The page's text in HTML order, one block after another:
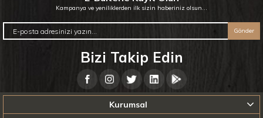
işleme maruz kalmadığı için çok lezzetli olarak sofralarınıza kadar
tüketmeniz gereken gıdalardan biridir. İrmiğin de organik olanını
protein değerleri daha güçlü bir metabolizmaya sahip olmanız sağlar.
Bunların dışında enerji ihtiyacınızı karşılar , zayıflamak isteyenler için
tokluk hissi verir ve kalp sağlığınızı da korur. Tüm bunları organik olarak
tüketirseniz bu etkilerin faydasını iki kat olarak görmeniz mümkündür.
Kampanya ve yeniliklerden ilk sizin haberiniz olsun...
Gönder
Bizi Takip Edin
Kurumsal